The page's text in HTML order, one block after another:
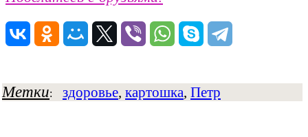
Метки: здоровье, картошка, Петр